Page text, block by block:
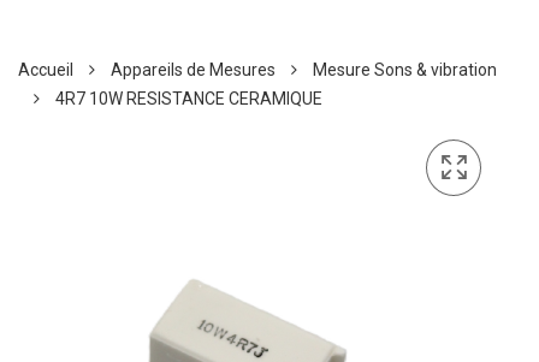
Accueil Appareils de Mesures
Mesure Sons & vibration
4R7 10W RESISTANCE CERAMIQUE